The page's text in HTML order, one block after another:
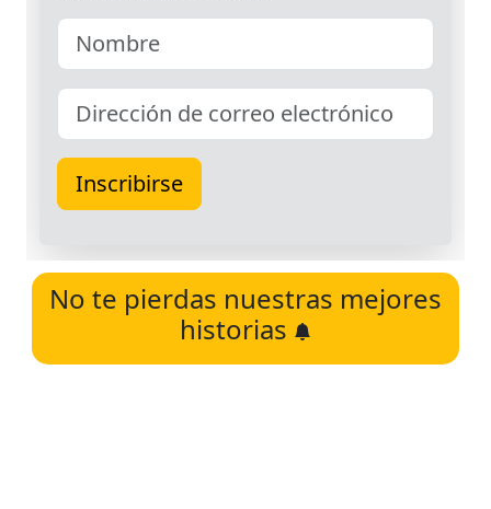
No te pierdas nuestras mejores
historias